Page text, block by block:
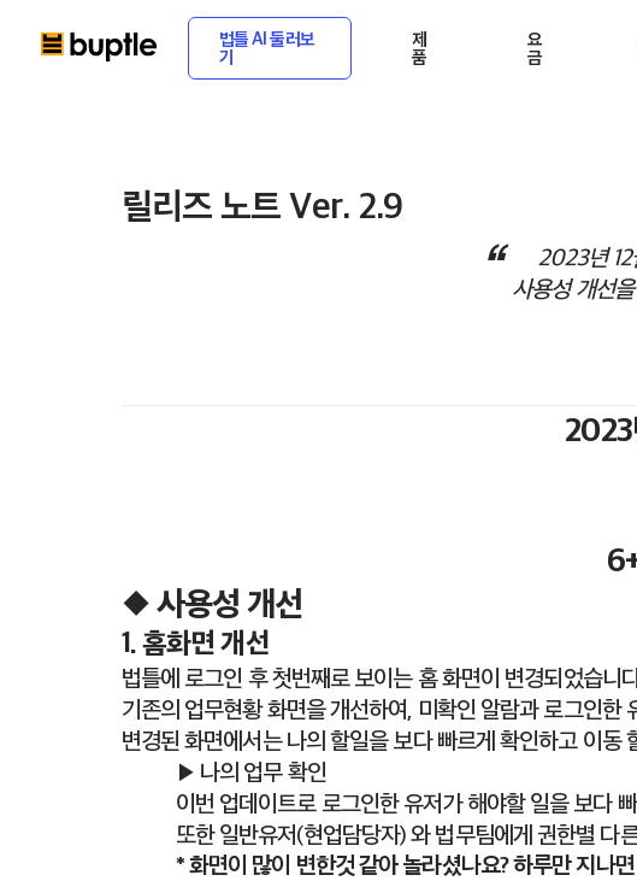
법틀 AI 둘러보
기
제
품
요
금
릴리즈 노트 Ver. 2.9
2023년 12
사용성 개선
◆ 사용성 개선
1. 홈화면 개선
법틀에 로그인 후 첫번째로 보이는 홈 화면이 변경되었습니
기존의 업무현황 화면을 개선하여, 미확인 알람과 로그인
변경된 화면에서는 나의 할일을 보다 빠르게 확인하고 이
▶ 나의 업무 확인
이번 업데이트로 로그인한 유저가 해야할 일을 보다
또한 일반유저(현업담당자) 와 법무팀에게 권한별 다
* 화면이 많이 변한것 같아 놀라셨나요? 하루만 지나